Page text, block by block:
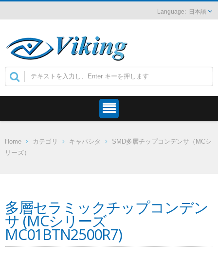
日本語
Home カテゴリ キャパシタ
SMD多層チップコンデンサ（MCシ
リーズ）
多層セラミックチップコンデン
サ (MCシリーズ
MC01BTN2500R7)